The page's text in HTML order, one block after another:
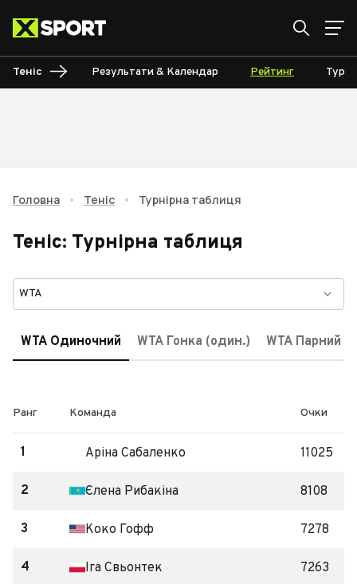
Теніс Результати & Календар Рейтинг
Головна • Теніс • Турнірна таблиця
Теніс: Турнірна таблиця
WTA Одиночний WTA Гонка (один.) WTA Парний
WTA
Ранг Команда Очки
1 Аріна Сабаленко 11025
2 Єлена Рибакіна 8108
3 Коко Гофф 7278
4 Іга Cвьонтек 7263